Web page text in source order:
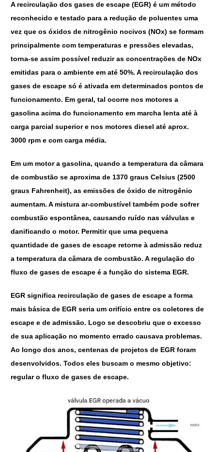
A recirculação dos gases de escape (EGR) é um método
reconhecido e testado para a redução de poluentes uma
vez que os óxidos de nitrogênio nocivos (NOx) se formam
principalmente com temperaturas e pressões elevadas,
torna-se assim possível reduzir as concentrações de NOx
emitidas para o ambiente em até 50%. A recirculação dos
gases de escape só é ativada em determinados pontos de
funcionamento. Em geral, tal ocorre nos motores a
gasolina acima do funcionamento em marcha lenta até à
carga parcial superior e nos motores diesel até aprox.
3000 rpm e com carga média.
Em um motor a gasolina, quando a temperatura da câmara
de combustão se aproxima de 1370 graus Celsius (2500
graus Fahrenheit), as emissões de óxido de nitrogênio
aumentam. A mistura ar-combustível também pode sofrer
combustão espontânea, causando ruído nas válvulas e
danificando o motor. Permitir que uma pequena
quantidade de gases de escape retorne à admissão reduz
a temperatura da câmara de combustão. A regulação do
fluxo de gases de escape é a função do sistema EGR.
EGR significa recirculação de gases de escape a forma
mais básica de EGR seria um orifício entre os coletores de
escape e de admissão. Logo se descobriu que o excesso
de sua aplicação no momento errado causava problemas.
Ao longo dos anos, centenas de projetos de EGR foram
desenvolvidos. Todos eles buscam o mesmo objetivo:
regular o fluxo de gases de escape.